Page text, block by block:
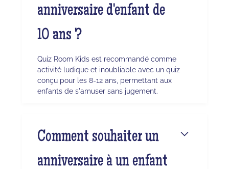
anniversaire d'enfant de
10 ans ?
Quiz Room Kids est recommandé comme
activité ludique et inoubliable avec un quiz
conçu pour les 8-12 ans, permettant aux
enfants de s'amuser sans jugement.
Comment souhaiter un
anniversaire à un enfant